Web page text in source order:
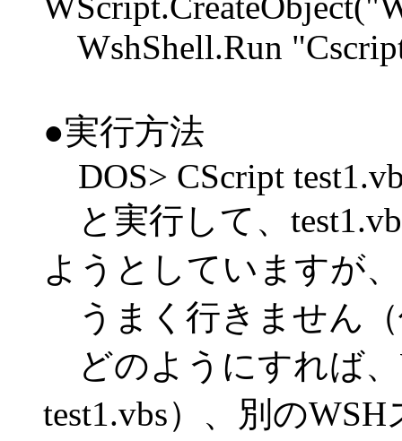
WshShell.Run
●実行方法
DOS> CScript
と実行して、
ようとしていますが、
うまく行きません
どのようにすれば
test1.vbs）、別の